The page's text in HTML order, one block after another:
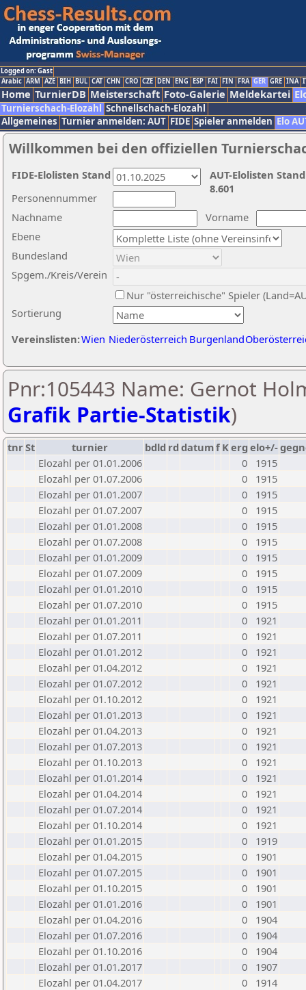
Logged on: Gast
Arabic ARM AZE BIH BUL CAT CHN CRO CZE DEN ENG ESP FAI FIN FRA GER GRE INA
Home TurnierDB Meisterschaft Foto-Galerie Meldekartei
Turnierschach-Elozahl Schnellschach-Elozahl
Allgemeines Turnier anmelden: AUT FIDE Spieler anmelden Elo
Willkommen bei den offiziellen
Nachname
Vorname
Ebene
Sortierung
Personennummer
Bundesland
Spgem./Kreis/Verein
Nur "österreichische" Spieler
Vereinslisten:Wien Niederösterreich Burgenland
AUT-Elolisten
8.601
FIDE-Elolisten Stand
Pnr:105443 Name: Gernot
Grafik Partie-Statistik)
tnrSt turnier bdld rd datumf Kerg elo+/-
Elozahl per 01.01.2006
0
1915
Elozahl per 01.07.2006
0
1915
Elozahl per 01.01.2007
0
1915
Elozahl per 01.07.2007
0
1915
Elozahl per 01.01.2008
0
1915
Elozahl per 01.07.2008
0
1915
Elozahl per 01.01.2009
0
1915
Elozahl per 01.07.2009
0
1915
Elozahl per 01.01.2010
0
1915
Elozahl per 01.07.2010
0
1915
Elozahl per 01.01.2011
0
1921
Elozahl per 01.07.2011
0
1921
Elozahl per 01.01.2012
0
1921
Elozahl per 01.04.2012
0
1921
Elozahl per 01.07.2012
0
1921
Elozahl per 01.10.2012
0
1921
Elozahl per 01.01.2013
0
1921
Elozahl per 01.04.2013
0
1921
Elozahl per 01.07.2013
0
1921
Elozahl per 01.10.2013
0
1921
Elozahl per 01.01.2014
0
1921
Elozahl per 01.04.2014
0
1921
Elozahl per 01.07.2014
0
1921
Elozahl per 01.10.2014
0
1921
Elozahl per 01.01.2015
0
1919
Elozahl per 01.04.2015
0
1901
Elozahl per 01.07.2015
0
1901
Elozahl per 01.10.2015
0
1901
Elozahl per 01.01.2016
0
1901
Elozahl per 01.04.2016
0
1904
Elozahl per 01.07.2016
0
1904
Elozahl per 01.10.2016
0
1904
Elozahl per 01.01.2017
0
1907
Elozahl per 01.04.2017
0
1914